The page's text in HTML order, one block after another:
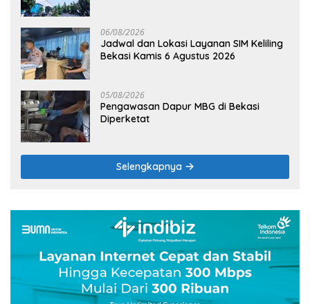
06/08/2026
Jadwal dan Lokasi Layanan SIM Keliling
Bekasi Kamis 6 Agustus 2026
05/08/2026
Pengawasan Dapur MBG di Bekasi
Diperketat
Selengkapnya